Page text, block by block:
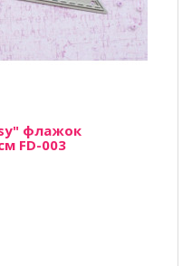
флажок
FD-003